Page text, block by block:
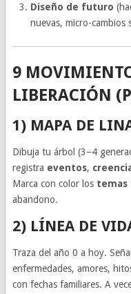
Diseño de futuro
nuevas, micro-cambios
9
LIBERACIÓN
1) MAPA DE
Dibuja tu árbol (3–4
registra eventos,
Marca con color los temas
abandono.
2) LÍNEA DE
Traza del año 0 a hoy.
enfermedades, amores,
con fechas familiares. A